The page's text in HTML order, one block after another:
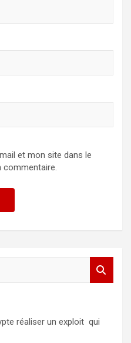
et mon site dans le
commentaire.
réaliser un exploit qui